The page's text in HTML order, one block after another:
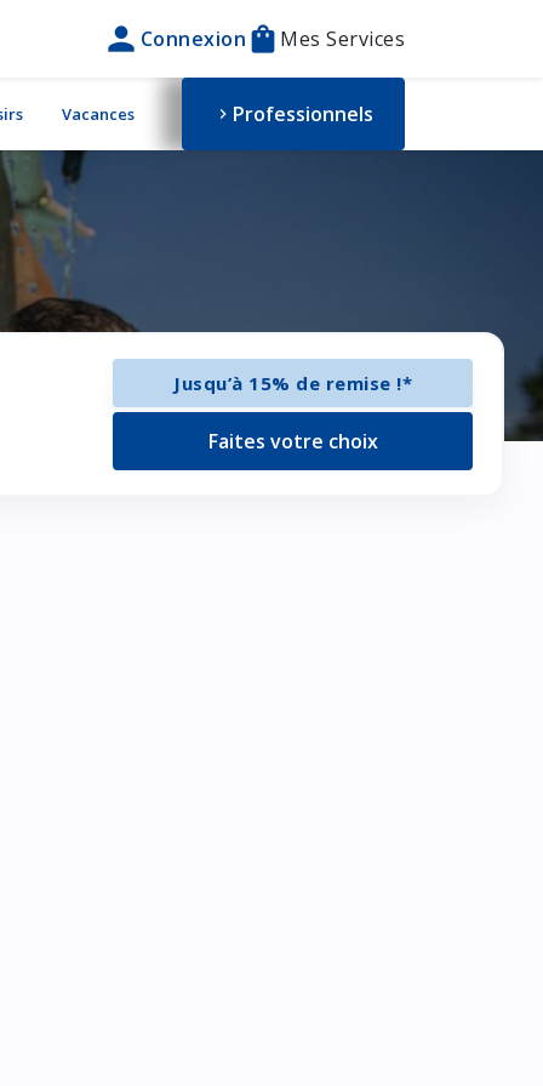
person Connexion shopping_bag Mes Services
Vacances chevron_right Professionnels
Jusqu’à 15% de remise !*
Faites votre choix